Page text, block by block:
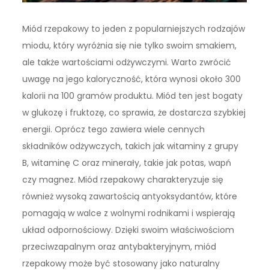
Miód rzepakowy to jeden z popularniejszych rodzajów
miodu, który wyróżnia się nie tylko swoim smakiem,
ale także wartościami odżywczymi. Warto zwrócić
uwagę na jego kaloryczność, która wynosi około 300
kalorii na 100 gramów produktu. Miód ten jest bogaty
w glukozę i fruktozę, co sprawia, że dostarcza szybkiej
energii. Oprócz tego zawiera wiele cennych
składników odżywczych, takich jak witaminy z grupy
B, witaminę C oraz minerały, takie jak potas, wapń
czy magnez. Miód rzepakowy charakteryzuje się
również wysoką zawartością antyoksydantów, które
pomagają w walce z wolnymi rodnikami i wspierają
układ odpornościowy. Dzięki swoim właściwościom
przeciwzapalnym oraz antybakteryjnym, miód
rzepakowy może być stosowany jako naturalny